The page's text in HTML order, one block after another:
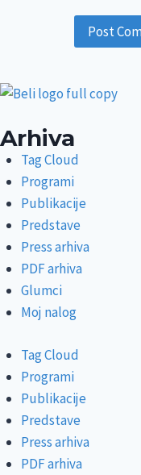
Arhiva
Tag Cloud
Programi
Publikacije
Predstave
Press arhiva
PDF arhiva
Glumci
Moj nalog
Tag Cloud
Programi
Publikacije
Predstave
Press arhiva
PDF arhiva